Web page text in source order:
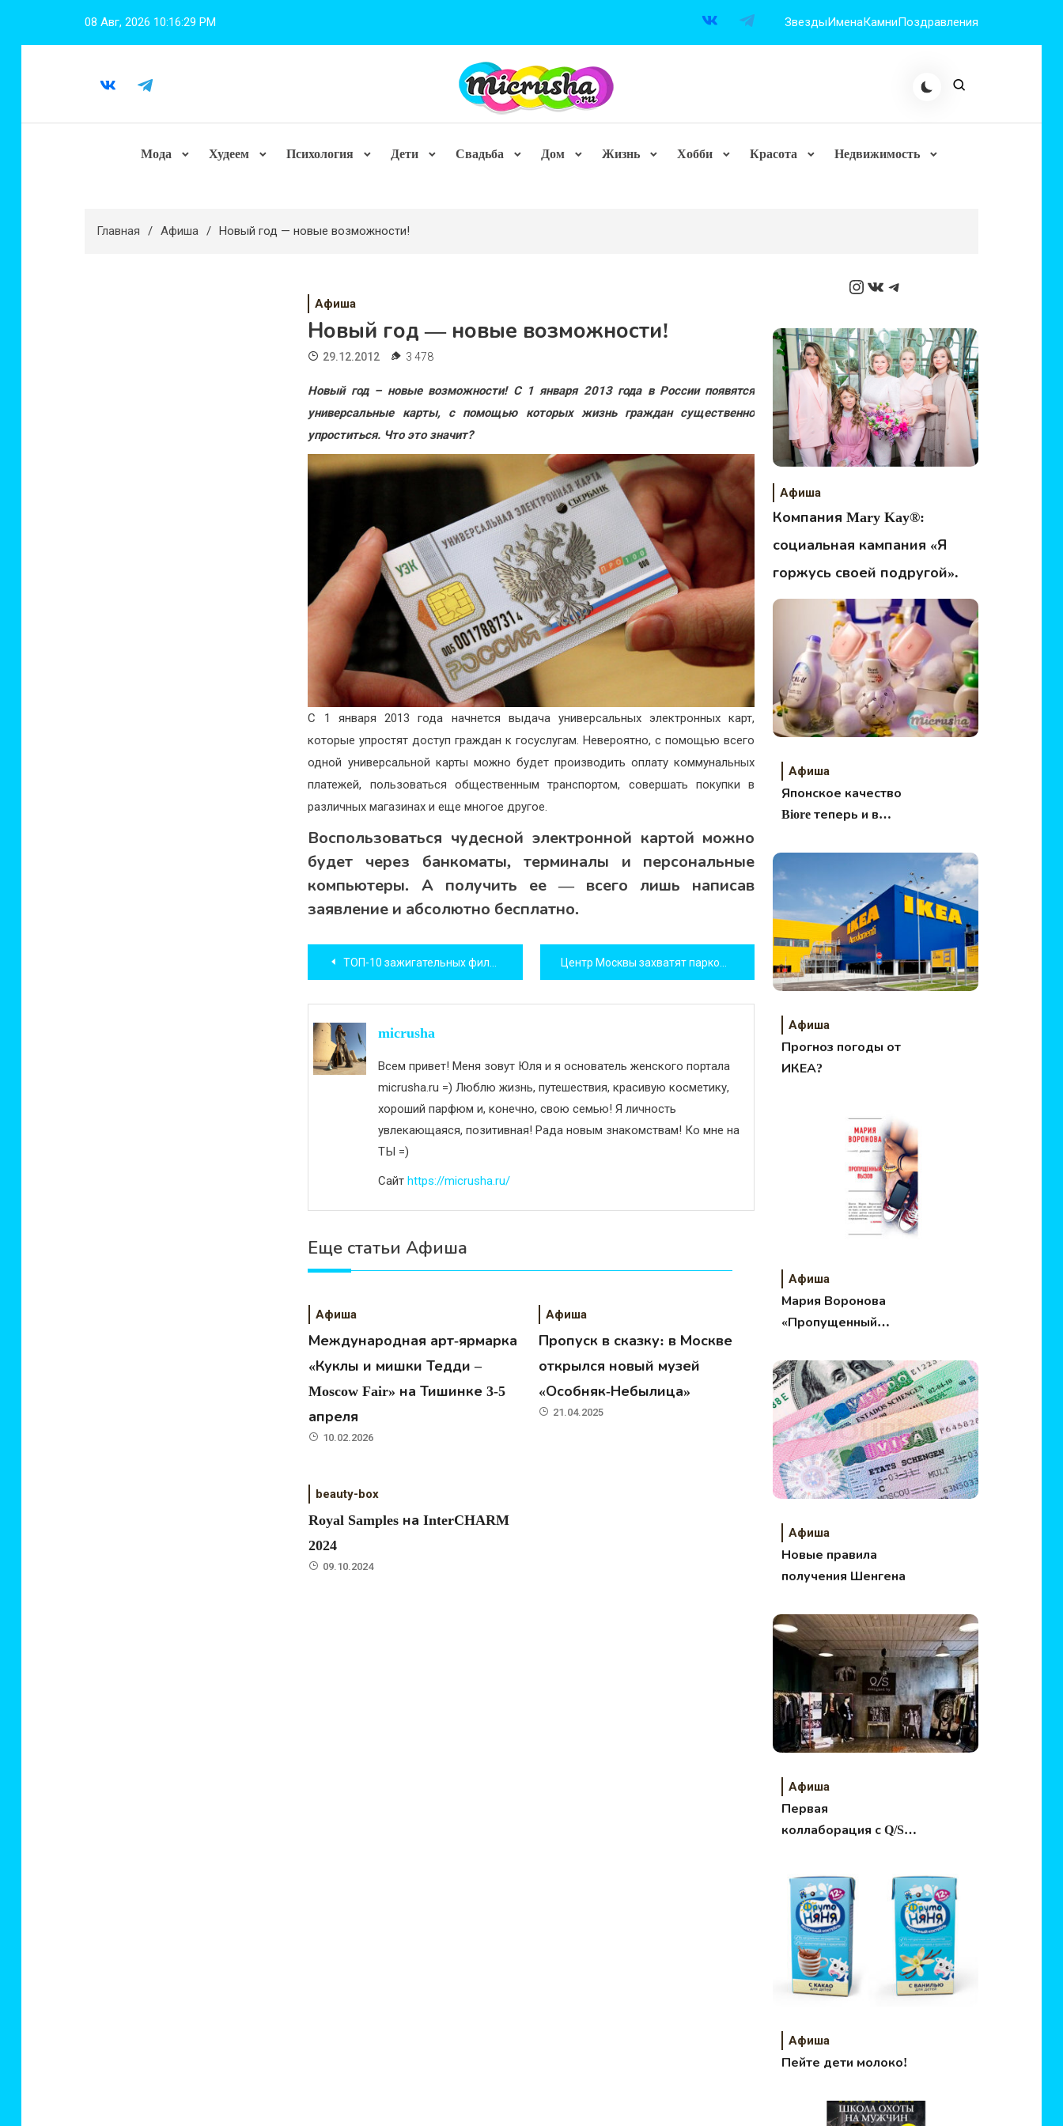
08 Авг, 2026 10:16:30 PM ЗвездыИменаКамниПоздравления
Мода Худеем Психология Дети Свадьба Дом Жизнь Хобби Красота Недвижимость
Главная Афиша Новый год — новые возможности!
Афиша
Новый год — новые возможности!
29.12.2012 3 478
Новый год – новые возможности! С 1 января 2013 года в России появятся
универсальные карты, с помощью которых жизнь граждан существенно
упроститься. Что это значит?
С 1 января 2013 года начнется выдача универсальных электронных карт,
которые упростят доступ граждан к госуслугам. Невероятно, с помощью всего
одной универсальной карты можно будет производить оплату коммунальных
платежей, пользоваться общественным транспортом, совершать покупки в
различных магазинах и еще многое другое.
Воспользоваться чудесной электронной картой можно
будет через банкоматы, терминалы и персональные
компьютеры. А получить ее — всего лишь написав
заявление и абсолютно бесплатно.
Навигация
по
записям
ТОП-10 зажигательных фильмов от Zippo
micrusha
Всем привет! Меня зовут Юля и я основатель женского портала
micrusha.ru =) Люблю жизнь, путешествия, красивую косметику,
хороший парфюм и, конечно, свою семью! Я личность
увлекающаяся, позитивная! Рада новым знакомствам! Ко мне на
ТЫ =)
Сайт https://micrusha.ru/
Еще статьи Афиша
Афиша
Международная арт-ярмарка
«Куклы и мишки Тедди –
Moscow Fair» на Тишинке 3-5
апреля
10.02.2026
Афиша
Пропуск в сказку: в Москве
открылся новый музей
«Особняк-Небылица»
21.04.2025
beauty-box
Royal Samples на InterCHARM
2024
09.10.2024
Instagram
ВКонтакте
Telegram
Афиша
Компания Mary Kay®:
социальная кампания «Я
горжусь своей подругой».
Афиша
Японское качество
Biore теперь и в
Афиша
Прогноз погоды от
ИКЕА?
Афиша
Мария Воронова
«Пропущенный
Афиша
Новые правила
получения Шенгена
Афиша
Первая
коллаборация с Q/S
Афиша
Пейте дети молоко!